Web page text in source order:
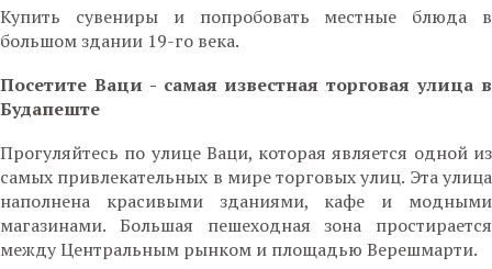
Купить сувениры и попробовать местные блюда в
большом здании 19-го века.
Посетите Ваци - самая известная торговая улица в
Будапеште
Прогуляйтесь по улице Ваци, которая является одной из
самых привлекательных в мире торговых улиц. Эта улица
наполнена красивыми зданиями, кафе и модными
магазинами. Большая пешеходная зона простирается
между Центральным рынком и площадью Верешмарти.